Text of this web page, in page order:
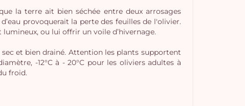
la terre ait bien séchée entre deux arrosages
provoquerait la perte des feuilles de l'olivier.
ou lui offrir un voile d’hivernage.
et bien drainé. Attention les plants supportent
-12°C à - 20°C pour les oliviers adultes à
froid.